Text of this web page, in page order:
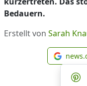
Bedauern.
Erstellt von Sarah